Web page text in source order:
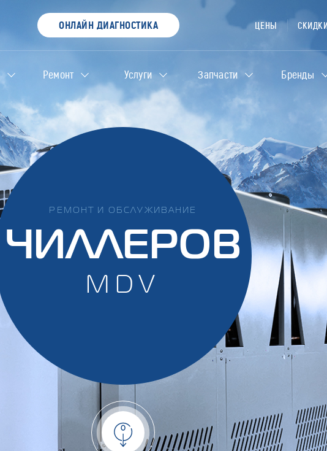
РЕМОНТ И ОБСЛУЖИВАНИЕ
ЧИЛЛЕРОВ
MDV
ЦЕНЫ
Ремонт Услуги Запчасти Бренды
ОНЛАЙН ДИАГНОСТИКА